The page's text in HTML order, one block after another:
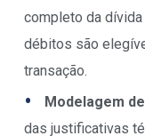
completo da
débitos são
transação.
Modelagem
das justificativas